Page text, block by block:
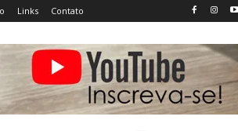
Links Contato